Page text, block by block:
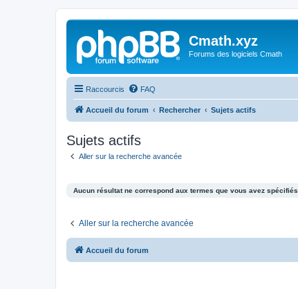
Cmath.xyz
Forums des logiciels Cmath
Raccourcis FAQ
Accueil du forum Rechercher Sujets actifs
Sujets actifs
Aller sur la recherche avancée
Aucun résultat ne correspond aux termes que vous avez spécifiés.
Aller sur la recherche avancée
Accueil du forum